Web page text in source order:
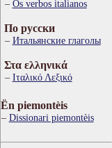
Os verbos italianos
По русски
Итальянские глаголы
Στα ελληνικά
Ιταλικό Λεξικό
Ën piemontèis
Dissionari piemontèis